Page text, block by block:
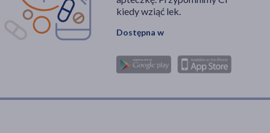
kiedy wziąć lek.
Dostępna w